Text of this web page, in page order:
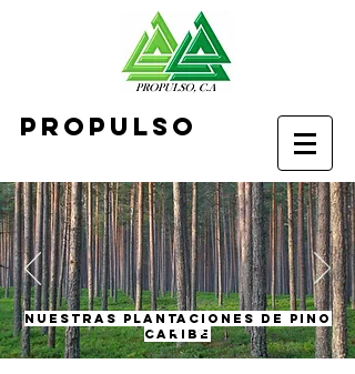
Propulso
NUESTRAS PLANTACIONeS DE PINO
CARIBE